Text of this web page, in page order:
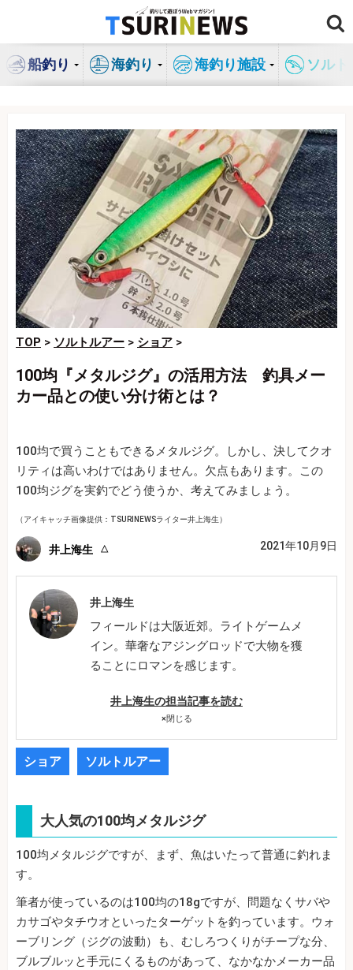
ン
船釣り 海釣り 海釣り施設 ソル
TOP > ソルトルアー > ショア >
100均『メタルジグ』の活用方法 釣具メー
カー品との使い分け術とは？
100均で買うこともできるメタルジグ。しかし、決してクオ
リティは高いわけではありません。欠点もあります。この
100均ジグを実釣でどう使うか、考えてみましょう。
（アイキャッチ画像提供：TSURINEWSライター井上海生）
井上海生 2021年10月9日
井上海生
フィールドは大阪近郊。ライトゲームメ
イン。華奢なアジングロッドで大物を獲
ることにロマンを感じます。
井上海生の担当記事を読む
×閉じる
ショア ソルトルアー
大人気の100均メタルジグ
100均メタルジグですが、まず、魚はいたって普通に釣れま
す。
筆者が使っているのは100均の18gですが、問題なくサバや
カサゴやタチウオといったターゲットを釣っています。ウォ
ーブリング（ジグの波動）も、むしろつくりがチープな分、
ブルブルッと手元にくるものがあって、なかなかメーカー品